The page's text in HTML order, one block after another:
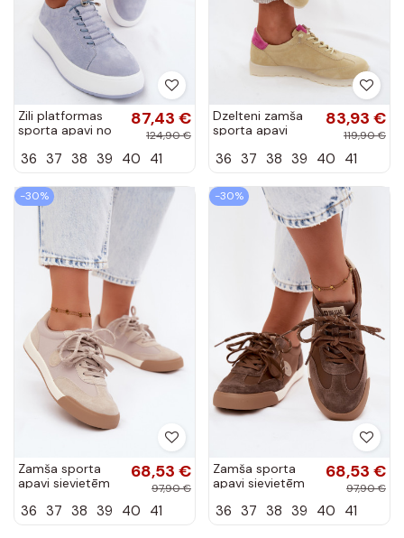
Zili platformas
sporta apavi no
Blushy
87,43 €
124,90 €
36 37 38 39 40 41
Dzelteni zamša
sporta apavi
83,93 €
119,90 €
36 37 38 39 40 41
-30%
Zamša sporta
apavi sievietēm
Big Star
68,53 €
97,90 €
36 37 38 39 40 41
-30%
Zamša sporta
apavi sievietēm
Big Star
68,53 €
97,90 €
36 37 38 39 40 41